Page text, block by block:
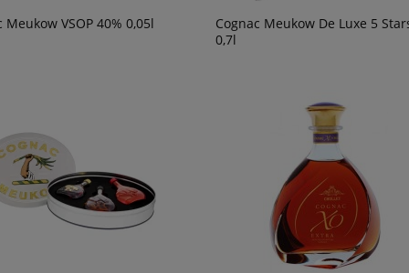
Meukow VSOP 40% 0,05l
Cognac Meukow De Luxe 5
0,7l